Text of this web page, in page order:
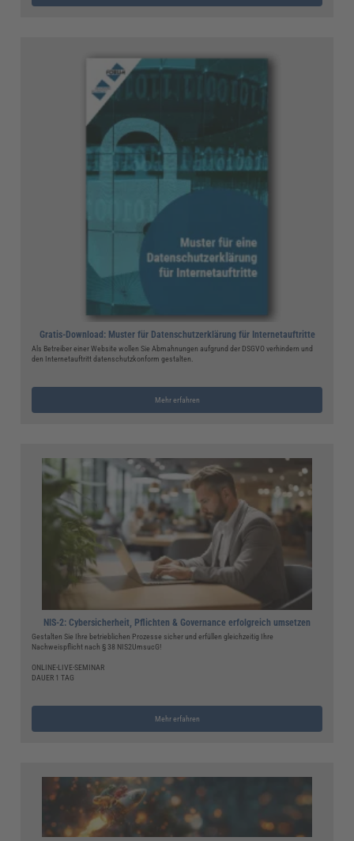
Gratis-Download: Muster für Datenschutzerklärung für Internetauftritte
Als Betreiber einer Website wollen Sie Abmahnungen aufgrund der DSGVO verhindern und
den Internetauftritt datenschutzkonform gestalten.
Mehr erfahren
NIS-2: Cybersicherheit, Pflichten & Governance erfolgreich umsetzen
Gestalten Sie Ihre betrieblichen Prozesse sicher und erfüllen gleichzeitig Ihre
Nachweispflicht nach § 38 NIS2UmsucG!
ONLINE-LIVE-SEMINAR
DAUER 1 TAG
Mehr erfahren